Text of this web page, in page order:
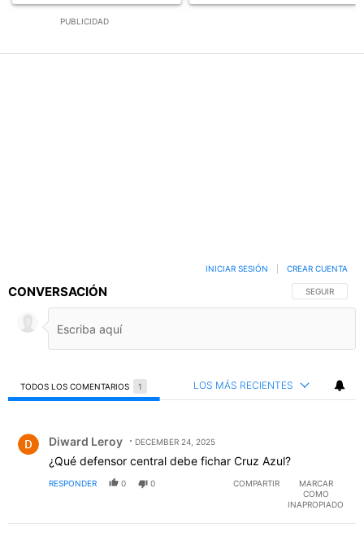
PUBLICIDAD
CONVERSACIÓN SIGA ESTA
SEGUIR
INICIAR SESIÓN CREAR CUENTA
TODOS LOS COMENTARIOS 1 LOS MÁS RECIENTES
Diward Leroy DECEMBER 24, 2025
¿Qué defensor central debe fichar Cruz Azul?
RESPONDER 0 0 COMPARTIR
MARCAR
COMO
INAPROPIADO